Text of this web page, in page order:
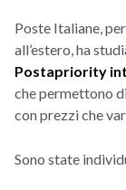
Poste Italiane,
all’estero, ha
Postapriority
che permettono
con prezzi che
Sono state